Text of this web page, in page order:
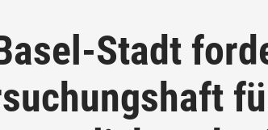
Stadt